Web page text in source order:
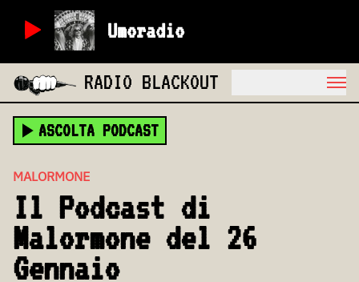
Umoradio
RADIO BLACKOUT
ASCOLTA PODCAST
MALORMONE
Il Podcast di
Malormone del 26
Gennaio